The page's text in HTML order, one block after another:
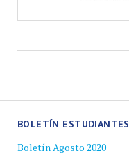
BOLETÍN ESTUDIANTES
Boletín Agosto 2020